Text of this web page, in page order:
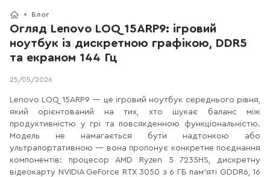
Блог
Огляд Lenovo LOQ 15ARP9: ігровий
ноутбук із дискретною графікою, DDR5
та екраном 144 Гц
25/05/2026
Lenovo LOQ 15ARP9 — це ігровий ноутбук середнього рівня,
який орієнтований на тих, хто шукає баланс між
продуктивністю у грі та повсякденною функціональністю.
Модель не намагається бути надтонкою або
ультрапортативною — вона пропонує конкретне поєднання
компонентів: процесор AMD Ryzen 5 7235HS, дискретну
відеокарту NVIDIA GeForce RTX 3050 з 6 ГБ пам'яті GDDR6, 16